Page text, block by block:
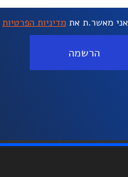
אני מאשר.ת את מדיניות הפרטיות
הרשמה